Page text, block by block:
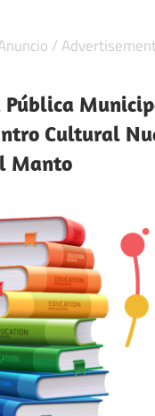
Cultural
Manto